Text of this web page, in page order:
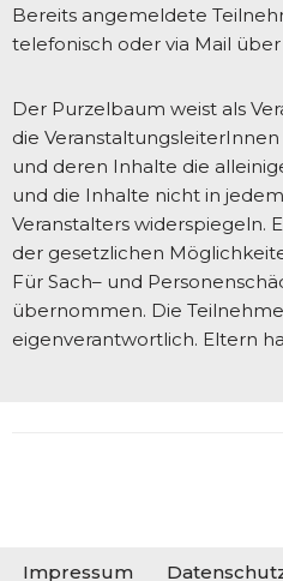
Bereits angemeldete
telefonisch oder via Mail
Der Purzelbaum weist als
die
und deren Inhalte die
und die Inhalte nicht in
Veranstalters widerspiegeln.
der gesetzlichen
Für Sach– und
übernommen. Die
eigenverantwortlich. Eltern
Impressum